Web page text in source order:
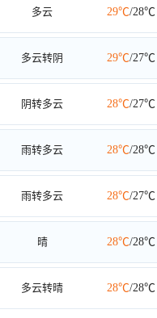
多云 29℃/28℃
多云转阴 29℃/27℃
阴转多云 28℃/27℃
雨转多云 28℃/28℃
雨转多云 28℃/27℃
晴 28℃/28℃
多云转晴 28℃/28℃